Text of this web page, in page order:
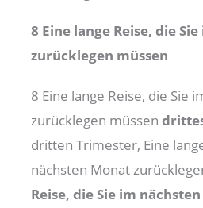
8 Eine lange Reise, die
zurücklegen müssen
8 Eine lange Reise, die Sie
zurücklegen müssen
dritten Trimester, Eine
nächsten Monat
Reise, die Sie im